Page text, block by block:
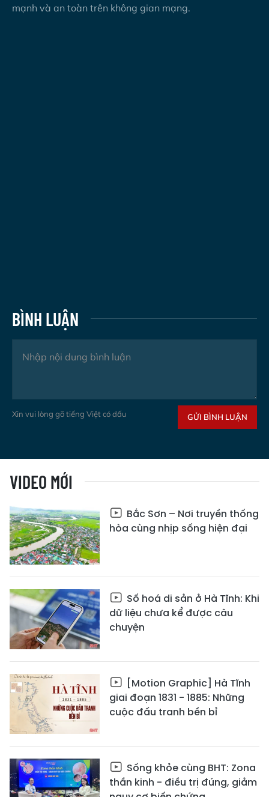
mạnh và an toàn trên không gian mạng.
BÌNH LUẬN
Xin vui lòng gõ tiếng Việt có dấu GỬI BÌNH LUẬN
VIDEO MỚI
Bắc Sơn – Nơi truyền thống
hòa cùng nhịp sống hiện đại
Số hoá di sản ở Hà Tĩnh: Khi
dữ liệu chưa kể được câu
chuyện
[Motion Graphic] Hà Tĩnh
giai đoạn 1831 - 1885: Những
cuộc đấu tranh bền bỉ
Sống khỏe cùng BHT: Zona
thần kinh - điều trị đúng, giảm